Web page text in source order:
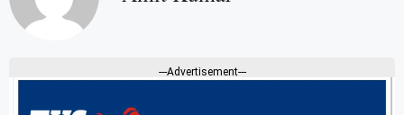
---Advertisement---